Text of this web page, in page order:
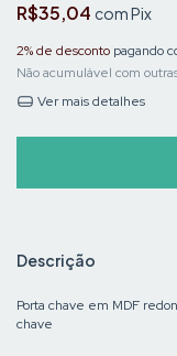
R$35,04 comPix
2% de desconto pagando
Não acumulável com
Ver mais detalhes
Descrição
Porta chave em MDF
chave